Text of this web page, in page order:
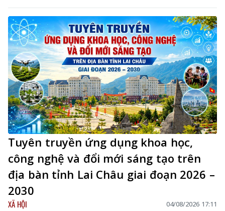
Tuyên truyền ứng dụng khoa học,
công nghệ và đổi mới sáng tạo trên
địa bàn tỉnh Lai Châu giai đoạn 2026 –
2030
XÃ HỘI 04/08/2026 17:11